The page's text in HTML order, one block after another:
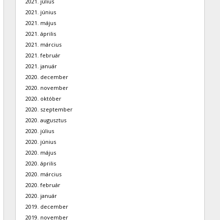
2021. június
2021. május
2021. április
2021. március
2021. február
2021. január
2020. december
2020. november
2020. október
2020. szeptember
2020. augusztus
2020. július
2020. június
2020. május
2020. április
2020. március
2020. február
2020. január
2019. december
2019. november